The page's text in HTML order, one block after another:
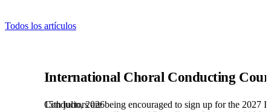
Todos los artículos
International Choral Conducting
15th julio, 2026
Conductors are being encouraged to sign up for the 2027